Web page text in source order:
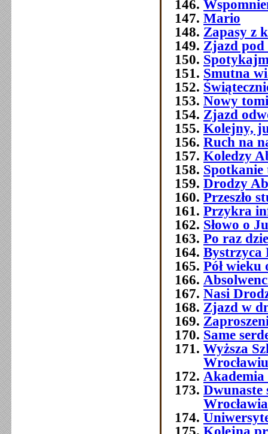
Mario
Zapasy z
Zjazd
Smutna
Nowy
Zjazd
Kolejny,
Ruch na
Koledzy
Spotkanie
Drodzy
Przeszło
Przykra
Słowo o
Po raz
Bystrzyca
Pół
Nasi
Zjazd w
Same
Wyższa
Wrocławiu
Dwunaste
Wrocławia
Kolejna